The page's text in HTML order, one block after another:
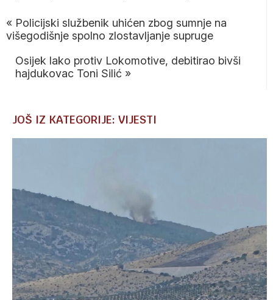
« Policijski službenik uhićen zbog sumnje na
višegodišnje spolno zlostavljanje supruge
Osijek lako protiv Lokomotive, debitirao bivši
hajdukovac Toni Silić »
JOŠ IZ KATEGORIJE: VIJESTI